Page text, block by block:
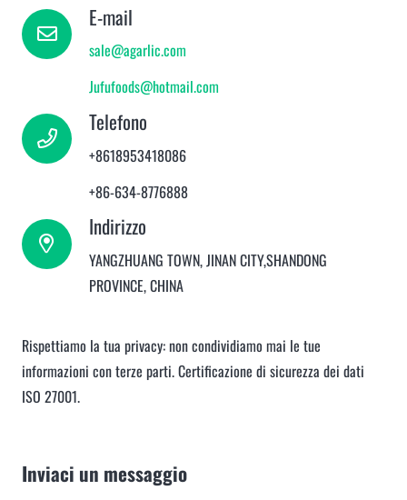
E-mail
sale@agarlic.com
Jufufoods@hotmail.com
Telefono
+8618953418086
+86-634-8776888
Indirizzo
YANGZHUANG TOWN, JINAN CITY,SHANDONG
PROVINCE, CHINA
Rispettiamo la tua privacy: non condividiamo mai le tue
informazioni con terze parti. Certificazione di sicurezza dei dati
ISO 27001.
Inviaci un messaggio